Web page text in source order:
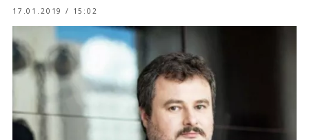
17.01.2019 / 15:02